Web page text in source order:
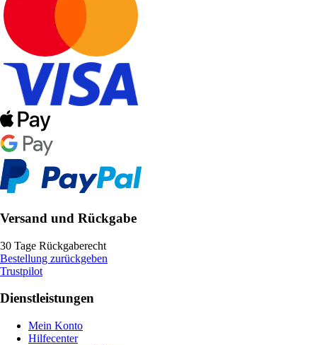
Versand und Rückgabe
30 Tage Rückgaberecht
Bestellung zurückgeben
Trustpilot
Dienstleistungen
Mein Konto
Hilfecenter